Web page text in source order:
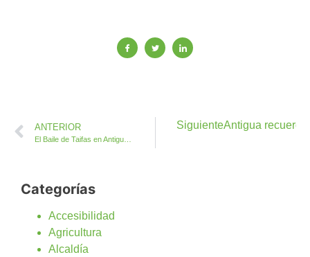
ANTERIOR SiguienteAntigua
Categorías
Accesibilidad
Agricultura
Alcaldía